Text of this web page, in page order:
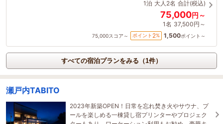
1泊 大人2名 合計(税込)
75,000円～
1名 37,500円～
75,000スコア～ ポイント 2% 1,500ポイント～
すべての宿泊プランをみる（1件）
瀬戸内TABITO
2023年新築OPEN！日常を忘れ焚き火やサウナ、プ
ールを楽しめる一棟貸し宿プリンターやプロジェク